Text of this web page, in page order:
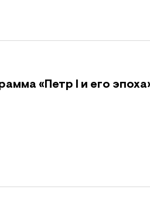
«Петр I и его